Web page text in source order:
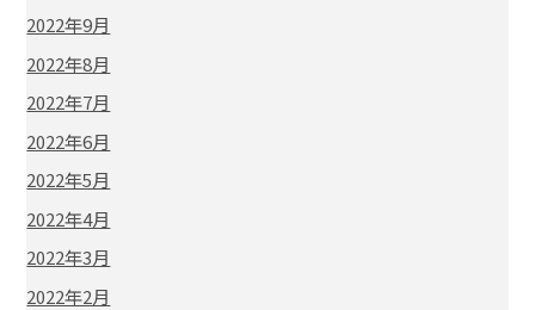
2022年9月
2022年8月
2022年7月
2022年6月
2022年5月
2022年4月
2022年3月
2022年2月